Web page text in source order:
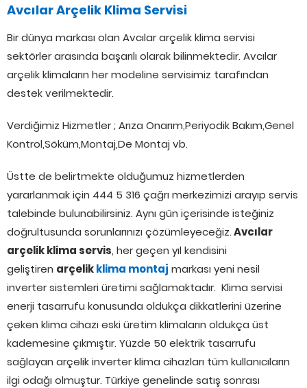
Avcılar Arçelik Klima Servisi
Bir dünya markası olan Avcılar arçelik klima servisi
sektörler arasında başarılı olarak bilinmektedir. Avcılar
arçelik klimaların her modeline servisimiz tarafından
destek verilmektedir.
Verdiğimiz Hizmetler ; Arıza Onarım,Periyodik Bakım,Genel
Kontrol,Söküm,Montaj,De Montaj vb.
Üstte de belirtmekte olduğumuz hizmetlerden
yararlanmak için 444 5 316 çağrı merkezimizi arayıp servis
talebinde bulunabilirsiniz. Aynı gün içerisinde isteğiniz
doğrultusunda sorunlarınızı çözümleyeceğiz.Avcılar
arçelik klima servis, her geçen yıl kendisini
geliştiren arçelikklima montaj markası yeni nesil
inverter sistemleri üretimi sağlamaktadır. Klima servisi
enerji tasarrufu konusunda oldukça dikkatlerini üzerine
çeken klima cihazı eski üretim klimaların oldukça üst
kademesine çıkmıştır. Yüzde 50 elektrik tasarrufu
sağlayan arçelik inverter klima cihazları tüm kullanıcıların
ilgi odağı olmuştur. Türkiye genelinde satış sonrası